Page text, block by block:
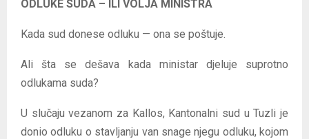
ODLUKE SUDA – ILI VOLJA MINISTRA
Kada sud donese odluku — ona se poštuje.
Ali šta se dešava kada ministar djeluje suprotno
odlukama suda?
U slučaju vezanom za Kallos, Kantonalni sud u Tuzli je
donio odluku o stavljanju van snage njegu odluku, kojom